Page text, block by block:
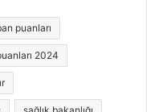
puanları
2024